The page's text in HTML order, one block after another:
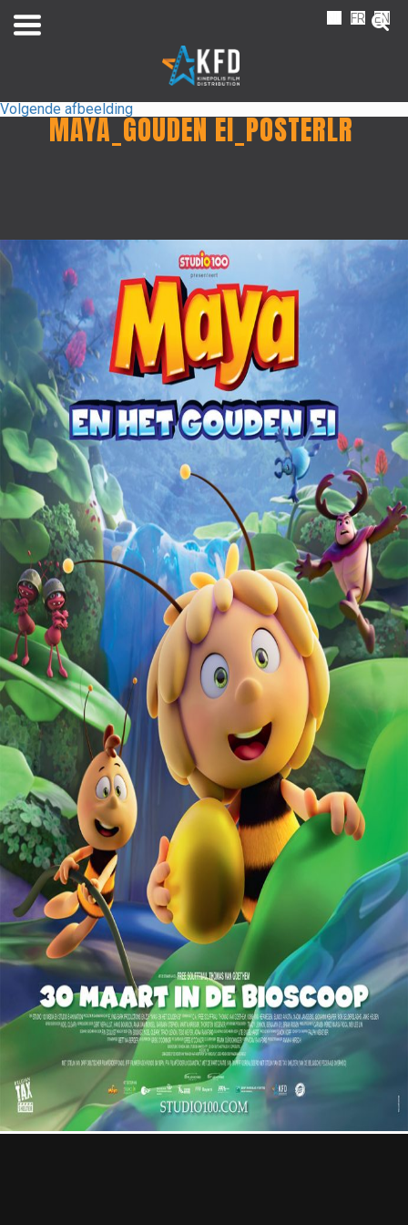
Home
Releaselijst
Over KFD
Professional
Contact
FR EN
Volgende afbeelding
MAYA_GOUDEN EI_POSTERLR